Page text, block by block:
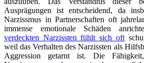
Ausprägungen ist entscheidend, da
Narzissmus in Partnerschaften oft
immense emotionale Schäden
verdeckten Narzissten fühlt sich oft
weil das Verhalten des Narzissten als
Aggression getarnt ist. Die